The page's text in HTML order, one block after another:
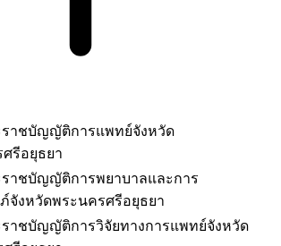
าชบัญญัติการแพทย์จังหวัด
รีอยุธยา
าชบัญญัติการพยาบาลและการ
จังหวัดพระนครศรีอยุธยา
าชบัญญัติการวิจัยทางการแพทย์จังหวัด